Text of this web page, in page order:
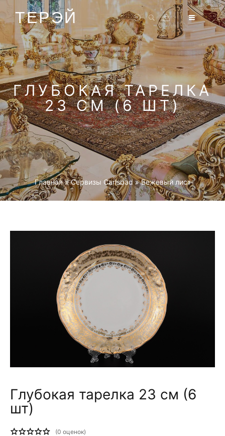
ТЕРЭЙ
ГЛУБОКАЯ ТАРЕЛКА
23 СМ (6 ШТ)
Главная »Cервизы Carlsbad »Бежевый лист
Глубокая тарелка 23 см (6
шт)
(0 оценок)